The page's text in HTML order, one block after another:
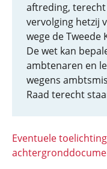
aftreding,
vervolging hetzij
wege de Tweede
De wet kan
ambtenaren en
wegens
Raad terecht
Eventuele